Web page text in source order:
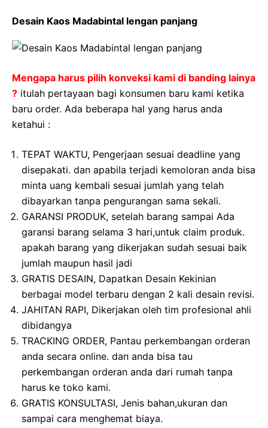
Desain Kaos Madabintal lengan panjang
Mengapa harus pilih konveksi kami di banding lainya
? itulah pertayaan bagi konsumen baru kami ketika
baru order. Ada beberapa hal yang harus anda
ketahui :
TEPAT WAKTU, Pengerjaan sesuai deadline yang
disepakati. dan apabila terjadi kemoloran anda bisa
minta uang kembali sesuai jumlah yang telah
dibayarkan tanpa pengurangan sama sekali.
GARANSI PRODUK, setelah barang sampai Ada
garansi barang selama 3 hari,untuk claim produk.
apakah barang yang dikerjakan sudah sesuai baik
jumlah maupun hasil jadi
GRATIS DESAIN, Dapatkan Desain Kekinian
berbagai model terbaru dengan 2 kali desain revisi.
JAHITAN RAPI, Dikerjakan oleh tim profesional ahli
dibidangya
TRACKING ORDER, Pantau perkembangan orderan
anda secara online. dan anda bisa tau
perkembangan orderan anda dari rumah tanpa
harus ke toko kami.
GRATIS KONSULTASI, Jenis bahan,ukuran dan
sampai cara menghemat biaya.